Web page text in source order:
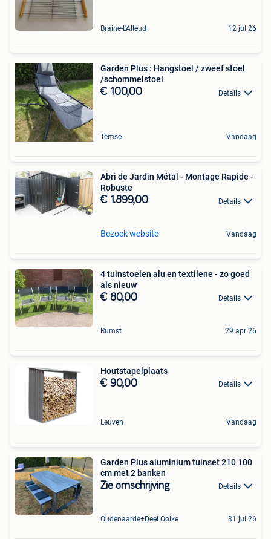
Braine-L'Alleud 12 jul 26
Garden Plus : Hangstoel / zweef stoel
/schommelstoel
€ 100,00 Details
Temse Vandaag
Abri de Jardin Métal - Montage Rapide -
Robuste
€ 1.899,00 Details
Bezoek website Vandaag
4 tuinstoelen alu en textilene - zo goed
als nieuw
€ 80,00 Details
Rumst 29 apr 26
Houtstapelplaats
€ 90,00 Details
Leuven Vandaag
Garden Plus aluminium tuinset 210 100
cm met 2 banken
Zie omschrijving Details
Oudenaarde+Deel Ooike 31 jul 26